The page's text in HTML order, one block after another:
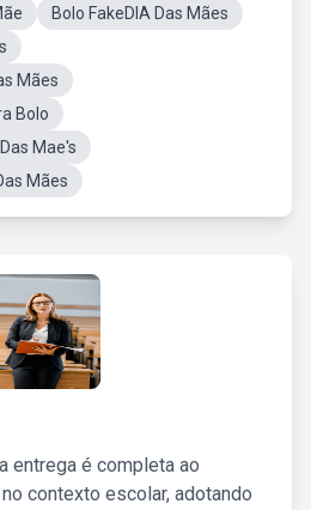
Bolo FakeDIA Das Mães
Mães
Bolo
Mae's
Mães
entrega é completa ao
contexto escolar, adotando